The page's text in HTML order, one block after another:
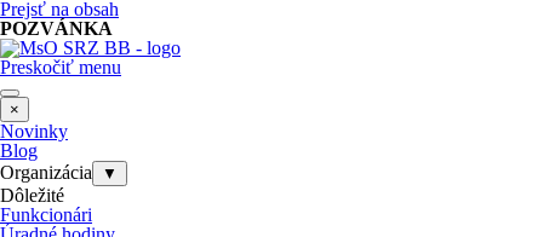
Prejsť na obsah
POZVÁNKA
Preskočiť menu
×
Novinky
Blog
Organizácia
▼
Dôležité
Funkcionári